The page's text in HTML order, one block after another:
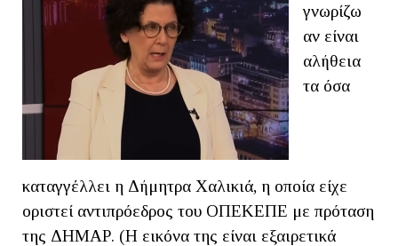
γνωρίζω
αν είναι
αλήθεια
τα όσα
καταγγέλλει η Δήμητρα Χαλικιά, η οποία είχε
οριστεί αντιπρόεδρος του ΟΠΕΚΕΠΕ με πρόταση
της ΔΗΜΑΡ. (Η εικόνα της είναι εξαιρετικά